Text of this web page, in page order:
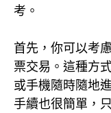
考。
首先，你可以考
票交易。這種方
或手機隨時隨地
手續也很簡單，